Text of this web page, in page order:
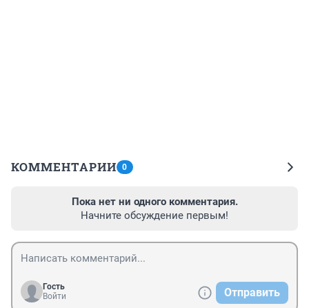
КОММЕНТАРИИ 0
Пока нет ни одного комментария.
Начните обсуждение первым!
Гость
Войти
Отправить